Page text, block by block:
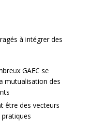
à intégrer des
GAEC se
mutualisation des
être des vecteurs